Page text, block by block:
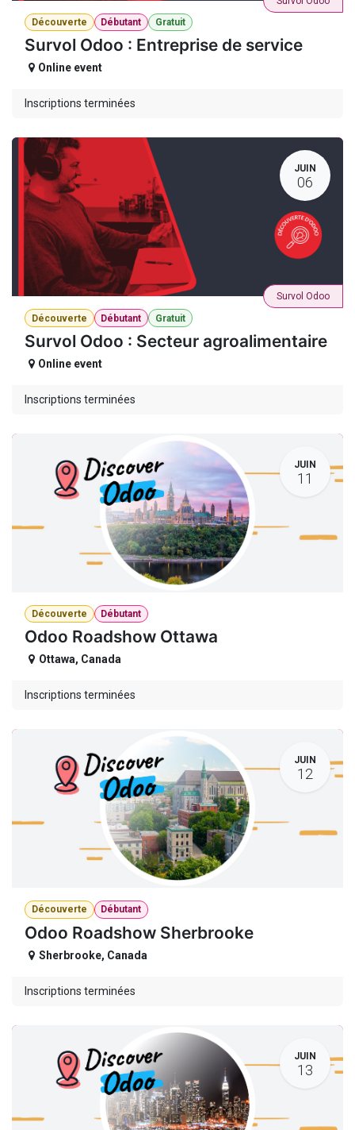
Découverte Débutant Gratuit
Survol Odoo : Entreprise de service
Online event
Inscriptions terminées
JUIN
06
Découverte Débutant Gratuit
Survol Odoo : Secteur agroalimentaire
Survol Odoo
Online event
Inscriptions terminées
JUIN
11
Découverte Débutant
Odoo Roadshow Ottawa
Ottawa, Canada
Inscriptions terminées
JUIN
12
Découverte Débutant
Odoo Roadshow Sherbrooke
Sherbrooke, Canada
Inscriptions terminées
JUIN
13